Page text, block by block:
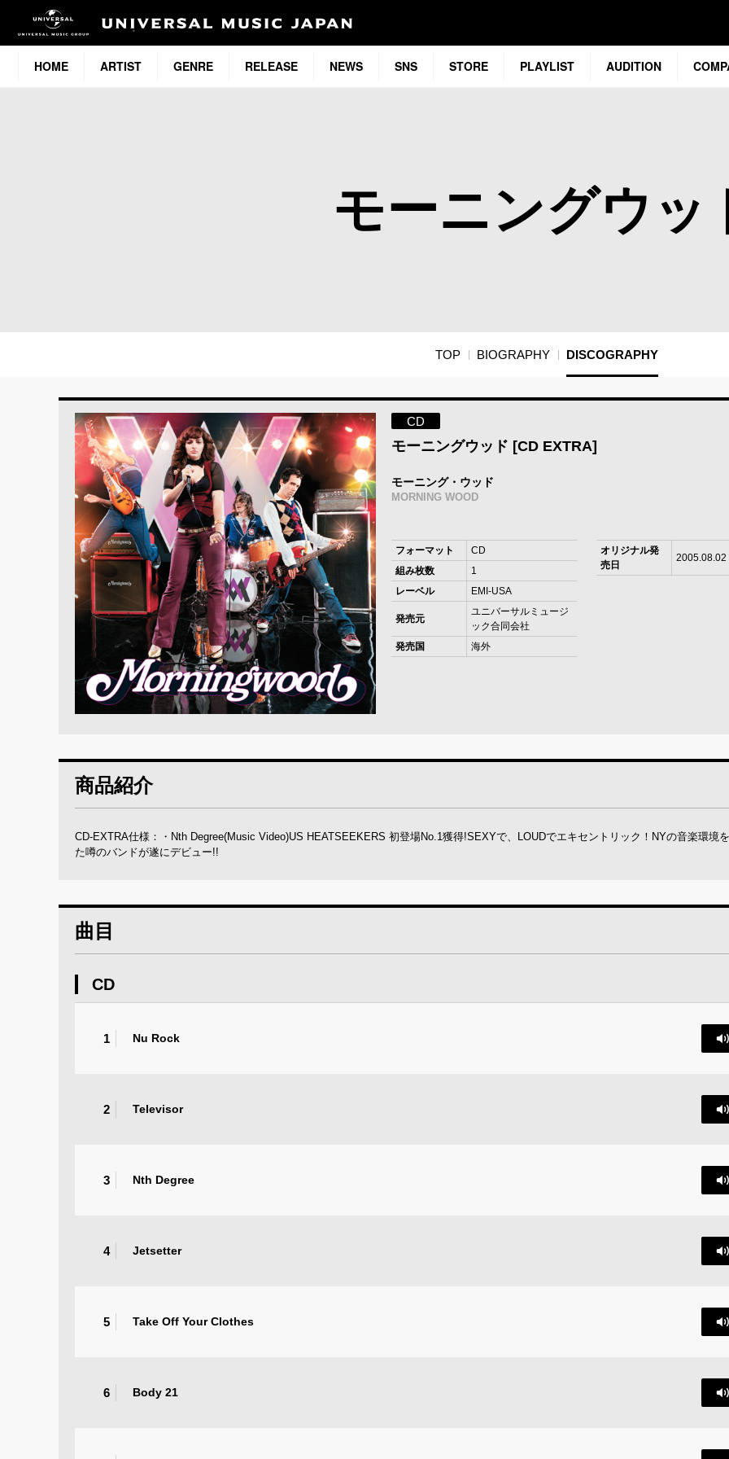
HOME ARTIST GENRE RELEASE NEWS SNS STORE PLAYLIST AUDITION
モーニングウッ
TOP BIOGRAPHY DISCOGRAPHY
CD
モーニングウッド [CD EXTRA]
モーニング・ウッド
MORNING WOOD
フォーマット
CD
組み枚数
1
レーベル
EMI-USA
発売元
ユニバーサルミュージ
ック合同会社
発売国
海外
オリジナル発
売日
2005.08.02
商品紹介
CD-EXTRA仕様：・Nth Degree(Music Video)US HEATSEEKERS 初登場No.1獲得!SEXYで、LOUDでエキセントリック！NYの音楽環境
た噂のバンドが遂にデビュー!!
曲目
CD
1 Nu Rock
2 Televisor
3 Nth Degree
4 Jetsetter
5 Take Off Your Clothes
6 Body 21